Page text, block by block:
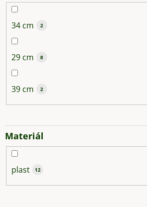
34 cm 2
29 cm 8
39 cm 2
Materiál
plast 12